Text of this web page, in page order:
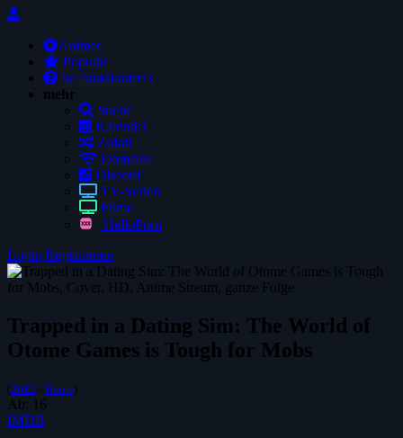
Animes
Populär
So funktioniert's
mehr
Suche
Kalender
Zufall
Domains
Discord
TV-Serien
Filmo
HelloPorn
Login Registrieren
Trapped in a Dating Sim: The World of
Otome Games is Tough for Mobs
(2022 - Heute)
Ab: 16
IMDB